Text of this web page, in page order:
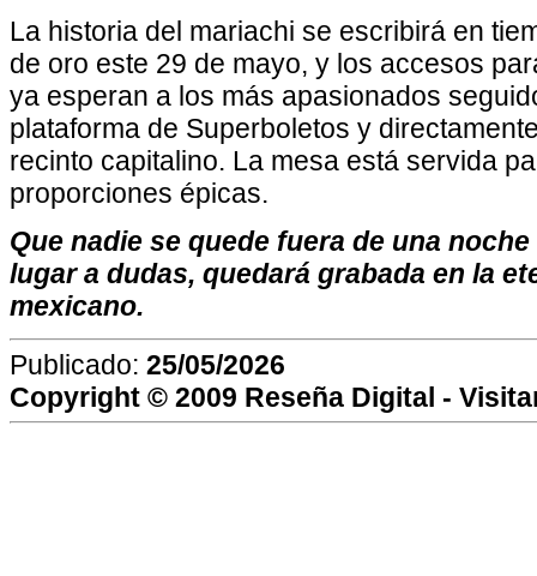
La historia del mariachi se escribirá en
de oro este 29 de mayo, y los accesos
ya esperan a los más apasionados
plataforma de Superboletos y
recinto capitalino. La mesa está servida
proporciones épicas.
Que nadie se quede fuera de una
lugar a dudas, quedará grabada en la
mexicano.
Publicado: 25/05/2026
Copyright © 2009 Reseña Digital -